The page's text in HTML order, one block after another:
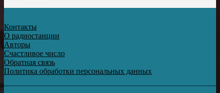
Контакты
О радиостанции
Авторы
Счастливое число
Обратная связь
Политика обработки персональных данных